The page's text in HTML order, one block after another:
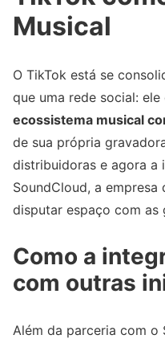
Musical
O TikTok está se
que uma rede social:
ecossistema musical
de sua própria
distribuidoras e agora a
SoundCloud, a
disputar espaço com as
Como a
com outras
Além da parceria com o